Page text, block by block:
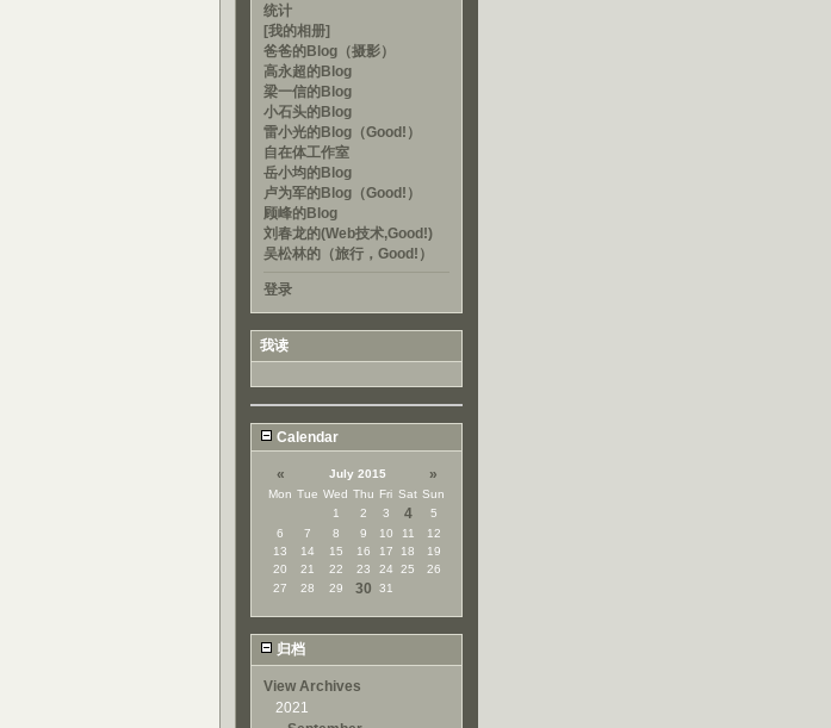
统计
[我的相册]
爸爸的Blog（摄影）
高永超的Blog
梁一信的Blog
小石头的Blog
雷小光的Blog（Good!）
自在体工作室
岳小均的Blog
卢为军的Blog（Good!）
顾峰的Blog
刘春龙的(Web技术,Good!)
吴松林的（旅行，Good!）
登录
我读
Calendar
« July 2015 »
Mon Tue Wed Thu Fri Sat Sun
1
2 3 4
5
6
7 8 9 10 11
12
13
14 15 16 17 18
19
20
21 22 23 24 25
26
27
28 29 30 31
归档
View Archives
2021